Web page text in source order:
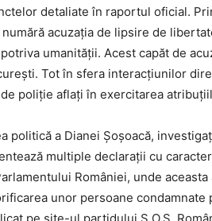
detaliate în raportul oficial.
acuzația de lipsire de
umanității. Acest capăt de
Tot în sfera interacțiunilor
poliție aflați în exercitarea
a Dianei Șoșoacă,
multiple declarații cu
României, unde
unor persoane